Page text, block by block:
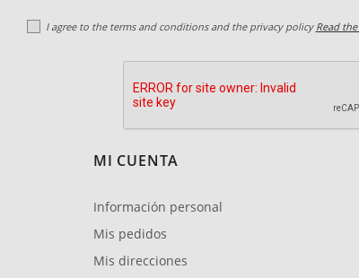
I agree to the terms and conditions and the privacy policy Read
MI CUENTA
Información personal
Mis pedidos
Mis direcciones